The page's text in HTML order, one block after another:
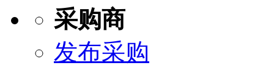
采购商
发布采购